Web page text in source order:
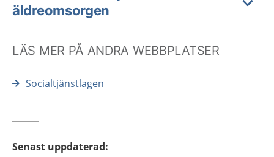
äldreomsorgen
LÄS MER PÅ ANDRA WEBBPLATSER
Socialtjänstlagen
Senast uppdaterad: